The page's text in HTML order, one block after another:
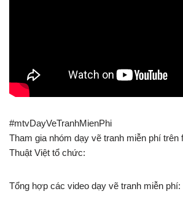
#mtvDayVeTranhMienPhi
Tham gia nhóm dạy vẽ tranh miễn phí trên
Thuật Việt tổ chức:
Tổng hợp các video dạy vẽ tranh miễn phí: